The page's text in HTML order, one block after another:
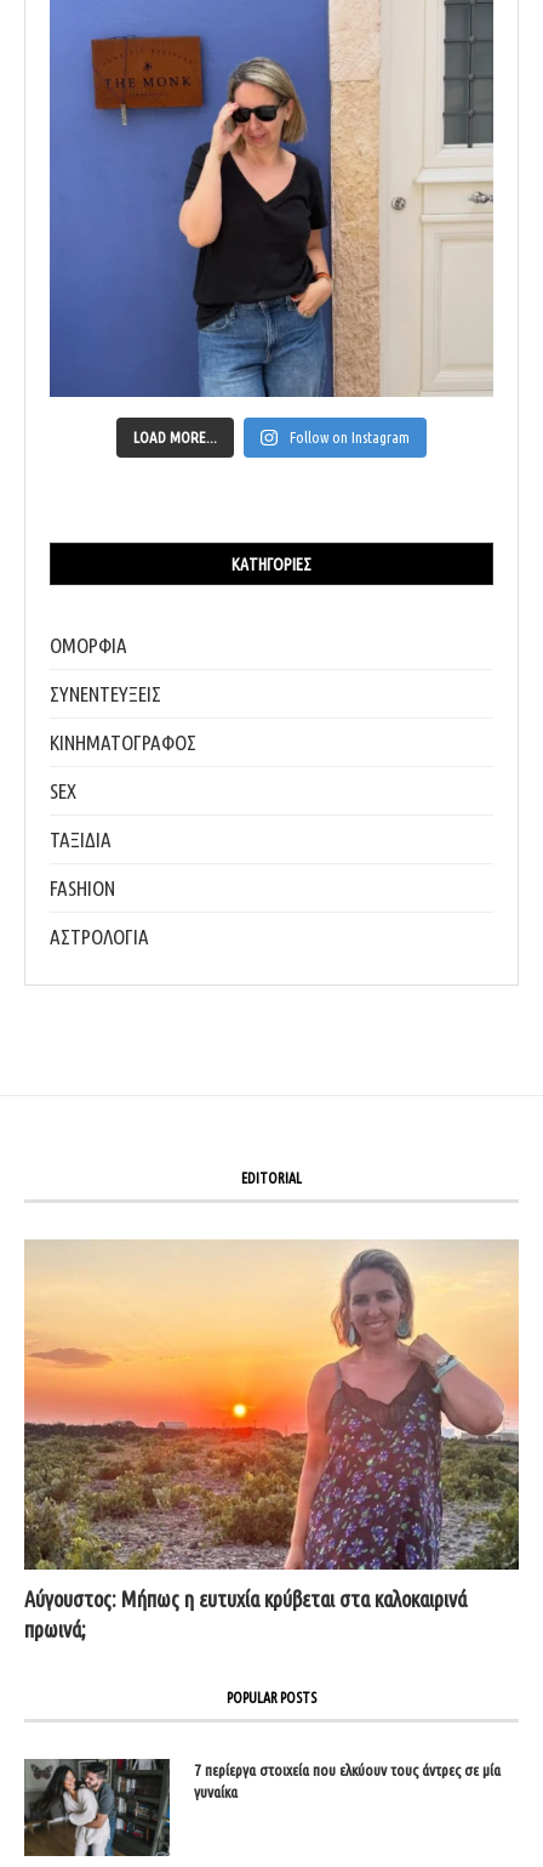
LOAD MORE... Follow on Instagram
ΚΑΤΗΓΟΡΊΕΣ
ΟΜΟΡΦΙΑ
ΣΥΝΕΝΤΕΥΞΕΙΣ
ΚΙΝΗΜΑΤΟΓΡΑΦΟΣ
SEX
ΤΑΞΙΔΙΑ
FASHION
ΑΣΤΡΟΛΟΓΙΑ
EDITORIAL
Αύγουστος: Μήπως η ευτυχία κρύβεται στα καλοκαιρινά
πρωινά;
POPULAR POSTS
7 περίεργα στοιχεία που ελκύουν τους άντρες σε μία
γυναίκα